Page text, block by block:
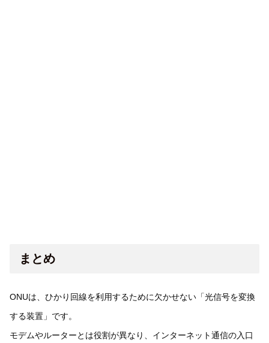
まとめ
ONUは、ひかり回線を利用するために欠かせない「光信号を変換
する装置」です。
モデムやルーターとは役割が異なり、インターネット通信の入口